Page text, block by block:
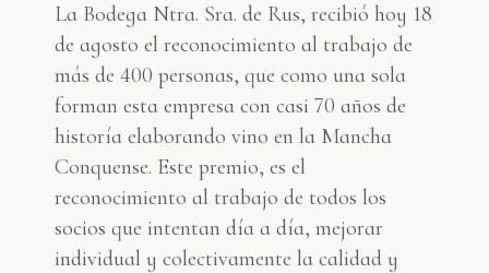
La Bodega Ntra. Sra. de Rus, recibió hoy 18
de agosto el reconocimiento al trabajo de
más de 400 personas, que como una sola
forman esta empresa con casi 70 años de
historía elaborando vino en la Mancha
Conquense. Este premio, es el
reconocimiento al trabajo de todos los
socios que intentan día a día, mejorar
individual y colectivamente la calidad y